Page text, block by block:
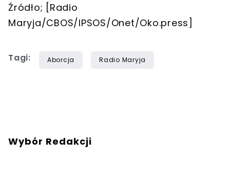
Źródło; [Radio
Maryja/CBOS/IPSOS/Onet/Oko.press]
Tagi: Aborcja Radio Maryja
Wybór Redakcji